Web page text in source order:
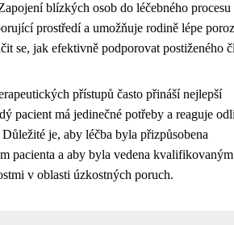
blízkých osob do léčebného procesu
prostředí a umožňuje rodině lépe
se, jak efektivně podporovat postiženého
přístupů často přináší nejlepší
pacient má jedinečné potřeby a reaguje
je, aby léčba byla přizpůsobena
pacienta a aby byla vedena kvalifikovaným
v oblasti úzkostných poruch.